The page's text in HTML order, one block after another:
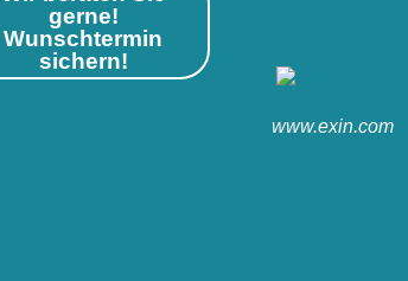
gerne!
Wunschtermin
sichern!
www.exin.com